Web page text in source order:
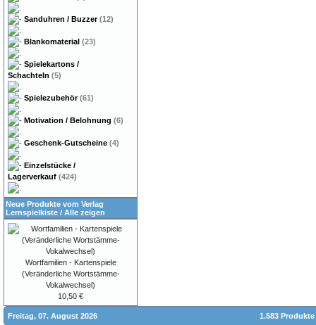
Sanduhren / Buzzer(12)
Blankomaterial (23)
Spielekartons /
Schachteln (5)
Spielezubehör(61)
Motivation / Belohnung (6)
Geschenk-Gutscheine (4)
Einzelstücke /
Lagerverkauf (424)
Neue Produkte vom Verlag
Lernspielkiste / Alle zeigen
Wortfamilien - Kartenspiele
(Veränderliche Wortstämme-
Vokalwechsel)
10,50 €
Freitag, 07. August 2026 1.583